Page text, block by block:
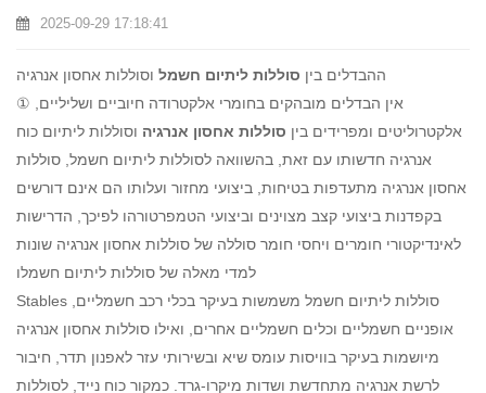
2025-09-29 17:18:41
ההבדלים בין סוללות ליתיום חשמל וסוללות אחסון אנרגיה
① אין הבדלים מובהקים בחומרי אלקטרודה חיוביים ושליליים,
אלקטרוליטים ומפרידים בין סוללות אחסון אנרגיה וסוללות ליתיום כוח
אנרגיה חדשותו עם זאת, בהשוואה לסוללות ליתיום חשמל, סוללות
אחסון אנרגיה מתעדפות בטיחות, ביצועי מחזור ועלותו הם אינם דורשים
בקפדנות ביצועי קצב מצוינים וביצועי הטמפרטורהו לפיכך, הדרישות
לאינדיקטורי חומרים ויחסי חומר סוללה של סוללות אחסון אנרגיה שונות
למדי מאלה של סוללות ליתיום חשמלו
Stables סוללות ליתיום חשמל משמשות בעיקר בכלי רכב חשמליים,
אופניים חשמליים וכלים חשמליים אחרים, ואילו סוללות אחסון אנרגיה
מיושמות בעיקר בוויסות עומס שיא ובשירותי עזר לאפנון תדר, חיבור
לרשת אנרגיה מתחדשת ושדות מיקרו-גרד. כמקור כוח נייד, לסוללות